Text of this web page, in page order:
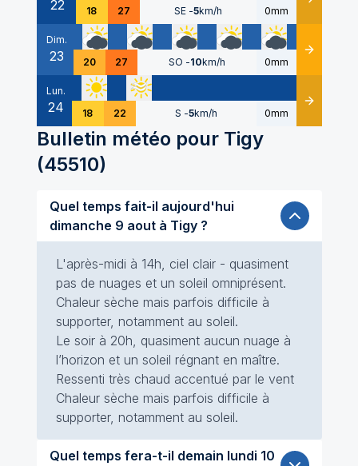
22 18 27 SE -5km/h 0mm Détails
Dim.
23 20 27 SO -10km/h 0mm Détails
Lun.
24 18 22 S -5km/h 0mm Détails
Bulletin météo pour Tigy
(45510)
Quel temps fait-il aujourd'hui
dimanche 9 aout à Tigy ?
L'après-midi à 14h, ciel clair - quasiment
pas de nuages et un soleil omniprésent.
Chaleur sèche mais parfois difficile à
supporter, notamment au soleil.
Le soir à 20h, quasiment aucun nuage à
l’horizon et un soleil régnant en maître.
Ressenti très chaud accentué par le vent
Chaleur sèche mais parfois difficile à
supporter, notamment au soleil.
Quel temps fera-t-il demain lundi 10